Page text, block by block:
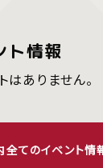
ト情報
ありません。
全てのイベント情